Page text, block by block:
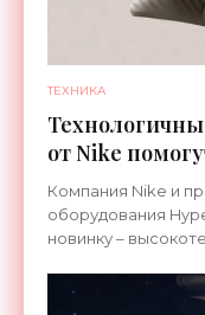
ТЕХНИКА
от Nike
ноги после
Компания Nike и
оборудования
новинку –